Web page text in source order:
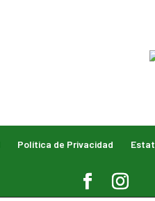
Política de Privacidad